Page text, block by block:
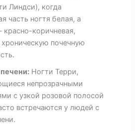
Линдси), когда
часть ногтя белая, а
красно-коричневая,
почечную
Ногти Терри,
непрозрачными
с узкой розовой полосой
встречаются у людей с